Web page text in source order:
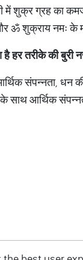
में शुक्र ग्रह का
ॐ शुक्राय नमः के
है हर तरीके की बुरी
संपन्नता, धन
साथ आर्थिक